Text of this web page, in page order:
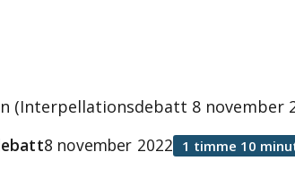
(Interpellationsdebatt 8 november
8 november 2022 1 timme 10